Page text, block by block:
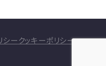
シー クッキーポリシー